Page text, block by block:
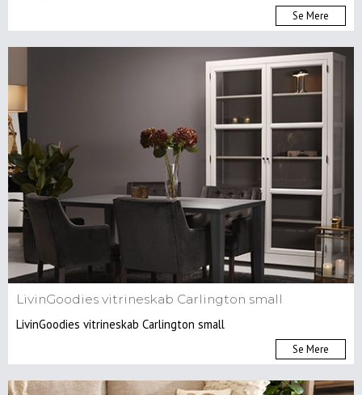
Se Mere
LivinGoodies vitrineskab Carlington small
LivinGoodies vitrineskab Carlington small
Se Mere